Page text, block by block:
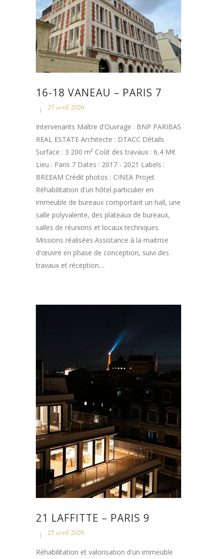
16-18 VANEAU – PARIS 7
25 avril 2026
Intervenants Maître d'Ouvrage : BNP PARIBAS
REAL ESTATE Architecte : DTACC Détails
Surface : 3 200 m² Coût des travaux : 6,4 M€
Lieu : Paris 7 Dates : 2017 - 2021 Labels :
BREEAM Crédit photos : CINEA Projet
Réhabilitation d'un hôtel particulier en
immeuble de bureaux comportant un hall, une
salle polyvalente, des plateaux de bureaux,
salles de réunions et locaux techniques.
Missions réalisées Assistance à la maitrise
d'œuvre en phase de conception, suivi des
travaux et réception....
21 LAFFITTE – PARIS 9
25 avril 2026
Réhabilitation et valorisation d'un immeuble